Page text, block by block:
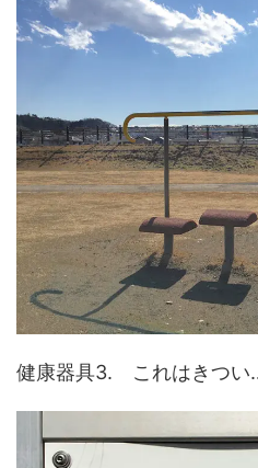
健康器具3. これはきつい